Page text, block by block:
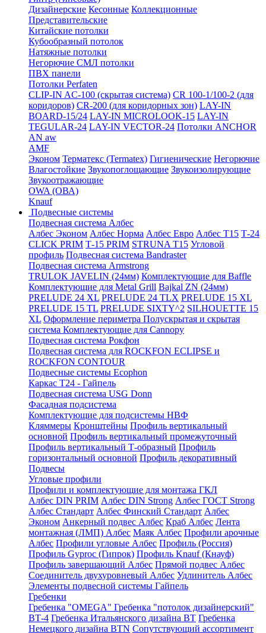
Дизайнерские Кесонные Коллекционные
Представительские
Китайские потолки
Кубообразный потолок
Натяжные потолки
Негорючие СМЛ потолки
ПВХ панели
Потолки Perfaten
CLIP-IN AC-100 (скрытая система) CR 100-1/100-2 (для
коридоров) CR-200 (для коридорных зон) LAY-IN
BOARD-15/24 LAY-IN MICROLOOK-15 LAY-IN
TEGULAR-24 LAY-IN VECTOR-24 Потолки ANCHOR
AN aw
AMF
Эконом Терматекс (Termatex) Гигиенические Негорючие
Влагостойкие Звукопоглощающие Звукоизолирующие
Звукоотражающие
OWA (ОВА)
Knauf
Подвесные системы
Подвесная система Албес
Албес Эконом Албес Норма Албес Евро Албес T15 Т-24
CLICK PRIM Т-15 PRIM STRUNA Т15 Угловой
профиль Подвесная система Bandraster
Подвесная система Armstrong
TRULOK JAVELIN (24мм) Комплектующие для Baffle
Комплектующие для Metal Grill Bajkal ZN (24мм)
PRELUDE 24 XL PRELUDE 24 TLX PRELUDE 15 XL
PRELUDE 15 TL PRELUDE SIXTY^2 SILHOUETTE 15
XL Оформление периметра Полускрытая и скрытая
система Комплектующие для Cannopy
Подвесная система Рокфон
Подвесная система для ROCKFON ECLIPSE и
ROCKFON CONTOUR
Подвесные системы Ecophon
Каркас Т24 - Гайпель
Подвесная система USG Donn
Фасадная подсистема
Комплектующие для подсистемы НВФ
Кляммеры Кронштейны Профиль вертикальный
основной Профиль вертикальный промежуточный
Профиль вертикальный Т-образный Профиль
горизонтальный основной Профиль декоративный
Подвесы
Угловые профили
Профили и комплектующие для монтажа ГКЛ
Албес DIN PRIM Албес DIN Strong Албес ГОСТ Strong
Албес Стандарт Албес Финский Стандарт Албес
Эконом Анкерный подвес Албес Краб Албес Лента
монтажная (ЛМП) Албес Маяк Албес Профили арочные
Албес Профили угловые Албес Профиль (Россия)
Профиль Gyproc (Гипрок) Профиль Knauf (Кнауф)
Профиль завершающий Албес Прямой подвес Албес
Соединитель двухуровневый Албес Удлинитель Албес
Элементы подвесной системы Гайпель
Гребенки
Гребенка "OMEGA" Гребенка "потолок дизайнерский"
ВТ-4 Гребенка Итальянского дизайна BT Гребенка
Немецкого дизайна ВТN Сопутствующий ассортимент